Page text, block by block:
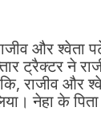
और
ट्रैक्टर ने
राजीव और
नेहा के